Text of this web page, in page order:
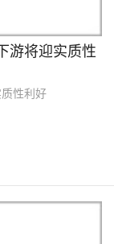
游将迎实质性
性利好